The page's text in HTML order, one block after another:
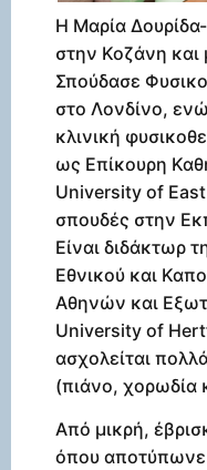
Η Μαρία
στην Κοζάνη
Σπούδασε
στο Λονδίνο,
κλινική
ως Επίκουρη
University of
σπουδές στην
Είναι διδάκτωρ
Εθνικού και
Αθηνών και
University of
ασχολείται
(πιάνο, χορωδία
Από μικρή,
όπου αποτύπωνε